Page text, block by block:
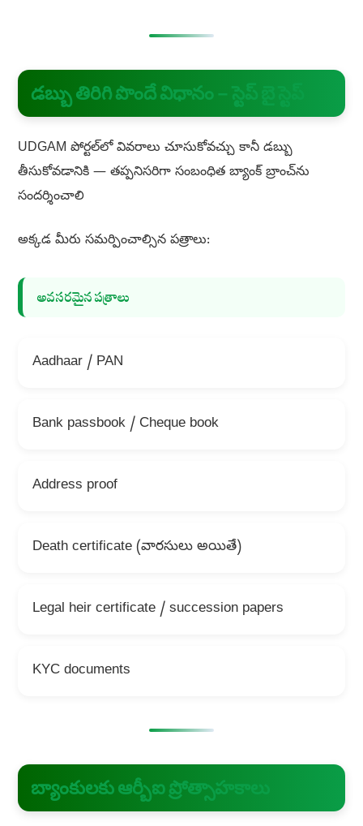
డబ్బు తిరిగి పొందే విధానం – స్టెప్ బై స్టెప్
UDGAM పోర్టల్‌లో వివరాలు చూసుకోవచ్చు కానీ డబ్బు
తీసుకోవడానికి — తప్పనిసరిగా సంబంధిత బ్యాంక్ బ్రాంచ్‌ను
సందర్శించాలి
అక్కడ మీరు సమర్పించాల్సిన పత్రాలు:
అవసరమైన పత్రాలు
Aadhaar / PAN
Bank passbook / Cheque book
Address proof
Death certificate (వారసులు అయితే)
Legal heir certificate / succession papers
KYC documents
బ్యాంకులకు ఆర్బీఐ ప్రోత్సాహకాలు